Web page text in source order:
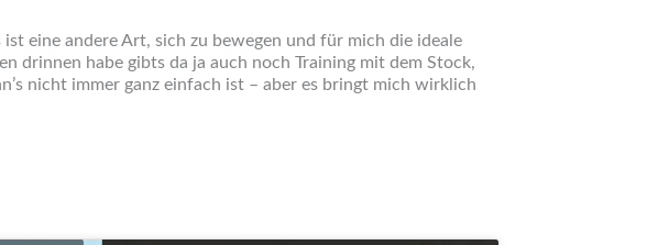
eine andere Art, sich zu bewegen und für mich die ideale
drinnen habe gibts da ja auch noch Training mit dem Stock,
nicht immer ganz einfach ist – aber es bringt mich wirklich